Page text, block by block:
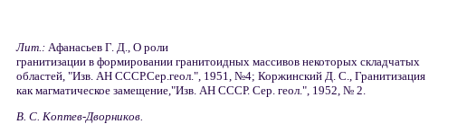
Лит.: Афанасьев Г. Д., О роли
гранитизации в формировании гранитоидных массивов некоторых складчатых
областей, "Изв. АН СССР.Сер.геол.", 1951, №4; Коржинский Д. С., Гранитизация
как магматическое замещение,"Изв. АН СССР. Сер. геол.", 1952, № 2.
В. С. Коптев-Дворников.